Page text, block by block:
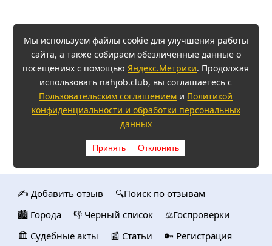
Мы используем файлы cookie для улучшения работы
сайта, а также собираем обезличенные данные о
посещениях с помощьюЯндекс.Метрики. Продолжая
использовать nahjob.club, вы соглашаетесь с
Пользовательским соглашением и Политикой
конфиденциальности и обработки персональных
данных
Принять Отклонить
✍️ Добавить отзыв
🔍Поиск по отзывам
🏙️ Городa
👎 Черный список
⚖️Госпроверки
🏛️ Судебные акты
📰 Статьи
🔑 Регистрация